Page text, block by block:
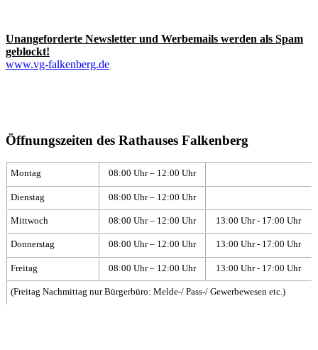
Unangeforderte Newsletter und Werbemails werden als Spam
geblockt!
www.vg-falkenberg.de
Öffnungszeiten des Rathauses Falkenberg
Montag 08:00 Uhr – 12:00 Uhr
Dienstag 08:00 Uhr – 12:00 Uhr
Mittwoch 08:00 Uhr – 12:00 Uhr 13:00 Uhr - 17:00 Uhr
Donnerstag 08:00 Uhr – 12:00 Uhr 13:00 Uhr - 17:00 Uhr
Freitag 08:00 Uhr – 12:00 Uhr 13:00 Uhr - 17:00 Uhr
(Freitag Nachmittag nur Bürgerbüro: Melde-/ Pass-/ Gewerbewesen etc.)